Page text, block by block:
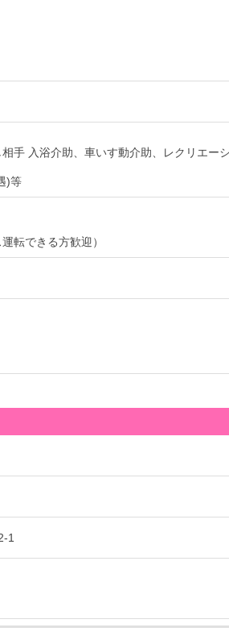
手 入浴介助、車いす動介助、レクリエー
)等
転できる方歓迎）
1